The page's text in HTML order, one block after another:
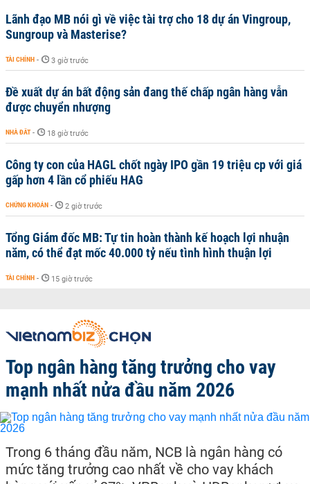
Lãnh đạo MB nói gì về việc tài trợ cho 18 dự án Vingroup,
Sungroup và Masterise?
TÀI CHÍNH - 3 giờ trước
Đề xuất dự án bất động sản đang thế chấp ngân hàng vẫn
được chuyển nhượng
NHÀ ĐẤT - 18 giờ trước
Công ty con của HAGL chốt ngày IPO gần 19 triệu cp với giá
gấp hơn 4 lần cổ phiếu HAG
CHỨNG KHOÁN - 2 giờ trước
Tổng Giám đốc MB: Tự tin hoàn thành kế hoạch lợi nhuận
năm, có thể đạt mốc 40.000 tỷ nếu tình hình thuận lợi
TÀI CHÍNH - 15 giờ trước
Top ngân hàng tăng trưởng cho vay
mạnh nhất nửa đầu năm 2026
Trong 6 tháng đầu năm, NCB là ngân hàng có
mức tăng trưởng cao nhất về cho vay khách